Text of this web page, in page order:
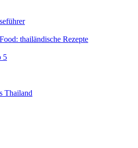
thailändische Rezepte
5
Thailand